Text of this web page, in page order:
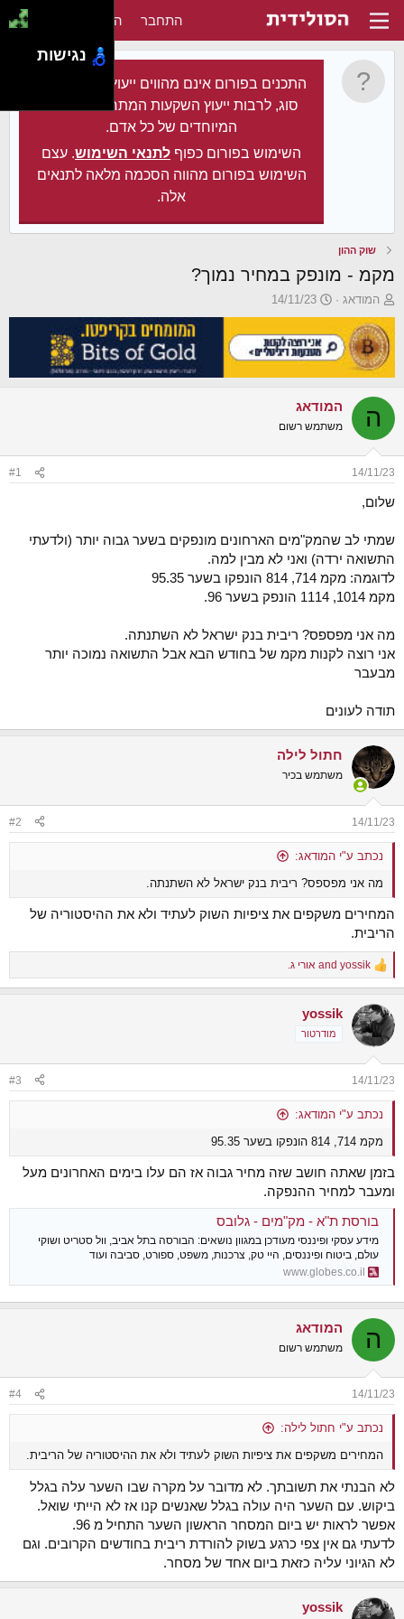
התחבר הירשם
התכנים בפורום אינם מהווים ייעוץ מקצועי מכל
סוג, לרבות ייעוץ השקעות המתחשב בצרכיו
המיוחדים של כל אדם.
השימוש בפורום כפוף לתנאי השימוש. עצם
השימוש בפורום מהווה הסכמה מלאה לתנאים
אלה.
שוק ההון
מקמ - מונפק במחיר נמוך?
פ
ו
ת
ח
ה
נ
ו
ש
א
המודאג
פ
ו
ר
ס
ם
ב
א
ר
14/11/23
ה המודאג
משתמש רשום
14/11/23
#1
שלום,
שמתי לב שהמק"מים הארחונים מונפקים בשער גבוה יותר (ולדעתי
התשואה ירדה) ואני לא מבין למה.
לדוגמה: מקמ 714, 814 הונפקו בשער 95.35
מקמ 1014, 1114 הונפק בשער 96.
מה אני מפספס? ריבית בנק ישראל לא השתנתה.
אני רוצה לקנות מקמ של בחודש הבא אבל התשואה נמוכה יותר
מבעבר
תודה לעונים
חתול לילה
משתמש בכיר
14/11/23
#2
נכתב ע"י המודאג:
מה אני מפספס? ריבית בנק ישראל לא השתנתה.
המחירים משקפים את ציפיות השוק לעתיד ולא את ההיסטוריה של
הריבית.
R
e
c
t
i
s
:
yossik אורי ג.
yossik
מודרטור
14/11/23
#3
נכתב ע"י המודאג:
מקמ 714, 814 הונפקו בשער 95.35
בזמן שאתה חושב שזה מחיר גבוה אז הם עלו בימים האחרונים מעל
ומעבר למחיר ההנפקה.
בורסת ת"א - מק"מים - גלובס
מידע עסקי ופיננסי מעודכן במגוון נושאים: הבורסה בתל אביב, וול סטריט ושוקי
עולם, ביטוח ופיננסים, היי טק, צרכנות, משפט, ספורט, סביבה ועוד
www.globes.co.il
ה המודאג
משתמש רשום
14/11/23
#4
נכתב ע"י חתול לילה:
המחירים משקפים את ציפיות השוק לעתיד ולא את ההיסטוריה של הריבית.
לא הבנתי את תשובתך. לא מדובר על מקרה שבו השער עלה בגלל
ביקוש. עם השער היה עולה בגלל שאנשים קנו אז לא הייתי שואל.
אפשר לראות יש ביום המסחר הראשון השער התחיל מ 96.
לדעתי גם אין צפי כרגע בשוק להורדת ריבית בחודשים הקרובים. וגם
לא הגיוני עליה כזאת ביום אחד של מסחר.
yossik
נגישות